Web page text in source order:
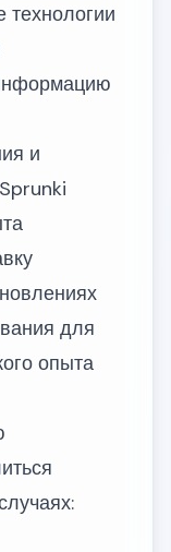
и
для
опыта